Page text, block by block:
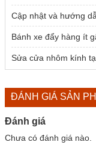
Cập nhật và hướng
Bánh xe đẩy hàng ít
Sửa cửa nhôm kính
ĐÁNH GIÁ SẢN
Đánh giá
Chưa có đánh giá nào.